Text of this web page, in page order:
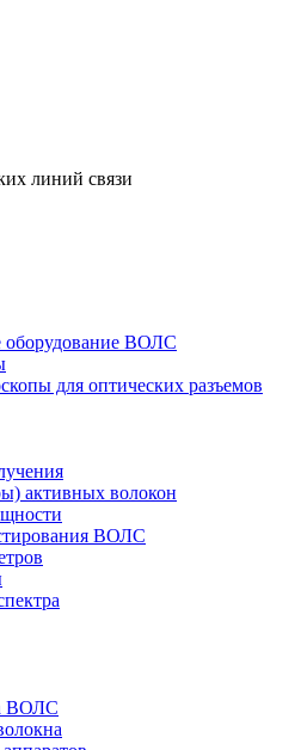
линий связи
оборудование ВОЛС
для оптических разъемов
активных волокон
ВОЛС
ВОЛС